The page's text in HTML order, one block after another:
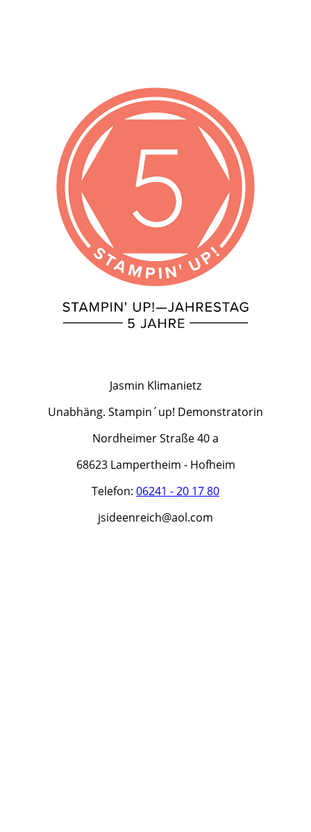
Jasmin Klimanietz
Unabhäng. Stampin´up! Demonstratorin
Nordheimer Straße 40 a
68623 Lampertheim - Hofheim
Telefon: 06241 - 20 17 80
jsideenreich@aol.com